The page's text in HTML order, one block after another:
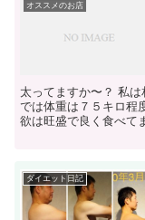
オススメのお店
太ってますか〜？ 私
では体重は７５キロ程
欲は旺盛で良く食べて
ダイエット日記